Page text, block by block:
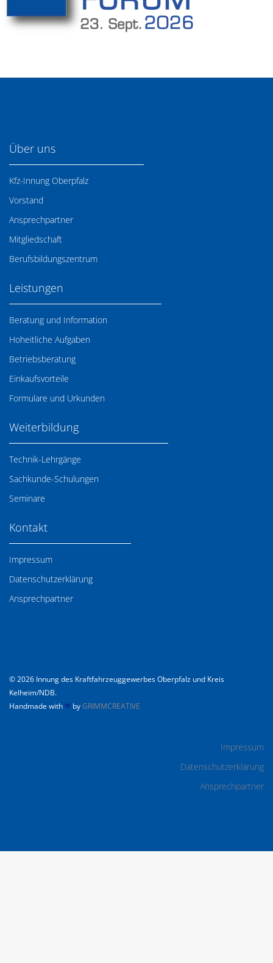
Über uns
Kfz-Innung Oberpfalz
Vorstand
Ansprechpartner
Mitgliedschaft
Berufsbildungszentrum
Leistungen
Beratung und Information
Hoheitliche Aufgaben
Betriebsberatung
Einkaufsvorteile
Formulare und Urkunden
Weiterbildung
Technik-Lehrgänge
Sachkunde-Schulungen
Seminare
Kontakt
Impressum
Datenschutzerklärung
Ansprechpartner
© 2026 Innung des Kraftfahrzeuggewerbes Oberpfalz und Kreis
Kelheim/NDB.
Handmade with
byGRIMMCREATIVE
Impressum
Datenschutzerklärung
Ansprechpartner